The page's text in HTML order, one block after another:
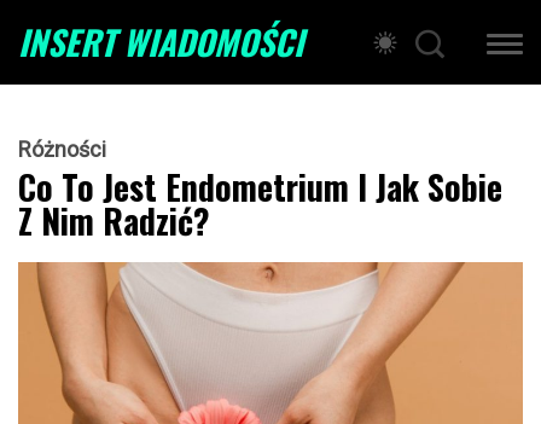
INSERT WIADOMOŚCI
Różności
Co To Jest Endometrium I Jak Sobie
Z Nim Radzić?